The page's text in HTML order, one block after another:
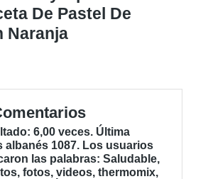
De Pastel De
Naranja
6,00 veces. Última
albanés 1087. Los usuarios
las palabras: Saludable,
fotos, videos, thermomix,